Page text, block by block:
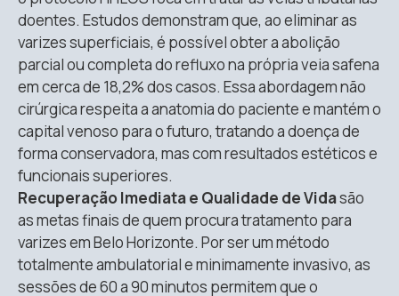
doentes. Estudos demonstram que, ao eliminar as
varizes superficiais, é possível obter a abolição
parcial ou completa do refluxo na própria veia safena
em cerca de 18,2% dos casos. Essa abordagem não
cirúrgica respeita a anatomia do paciente e mantém o
capital venoso para o futuro, tratando a doença de
forma conservadora, mas com resultados estéticos e
funcionais superiores.
Recuperação Imediata e Qualidade de Vidasão
as metas finais de quem procura tratamento para
varizes em Belo Horizonte. Por ser um método
totalmente ambulatorial e minimamente invasivo, as
sessões de 60 a 90 minutos permitem que o